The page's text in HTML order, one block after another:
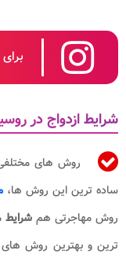
شرایط ازدواج در
روش های
ساده ترین این روش ها،
روش مهاجرتی هم شرایط
ترین و بهترین روش های